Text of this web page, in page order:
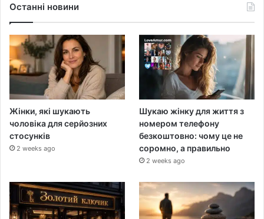
Останні новини
Жінки, які шукають
чоловіка для серйозних
стосунків
2 weeks ago
Шукаю жінку для життя з
номером телефону
безкоштовно: чому це не
соромно, а правильно
2 weeks ago